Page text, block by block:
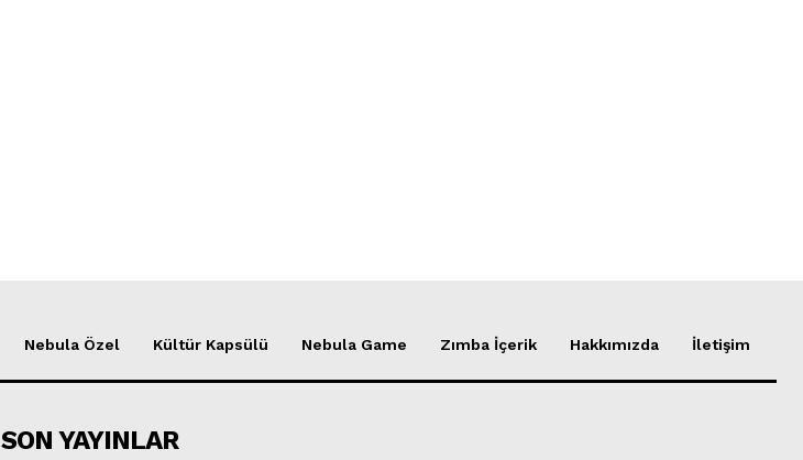
Nebula Özel Kültür Kapsülü Nebula Game Zımba İçerik Hakkımızda İletişim
SON YAYINLAR